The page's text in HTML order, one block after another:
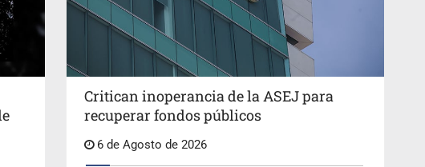
Critican inoperancia de la ASEJ para
recuperar fondos públicos
6 de Agosto de 2026